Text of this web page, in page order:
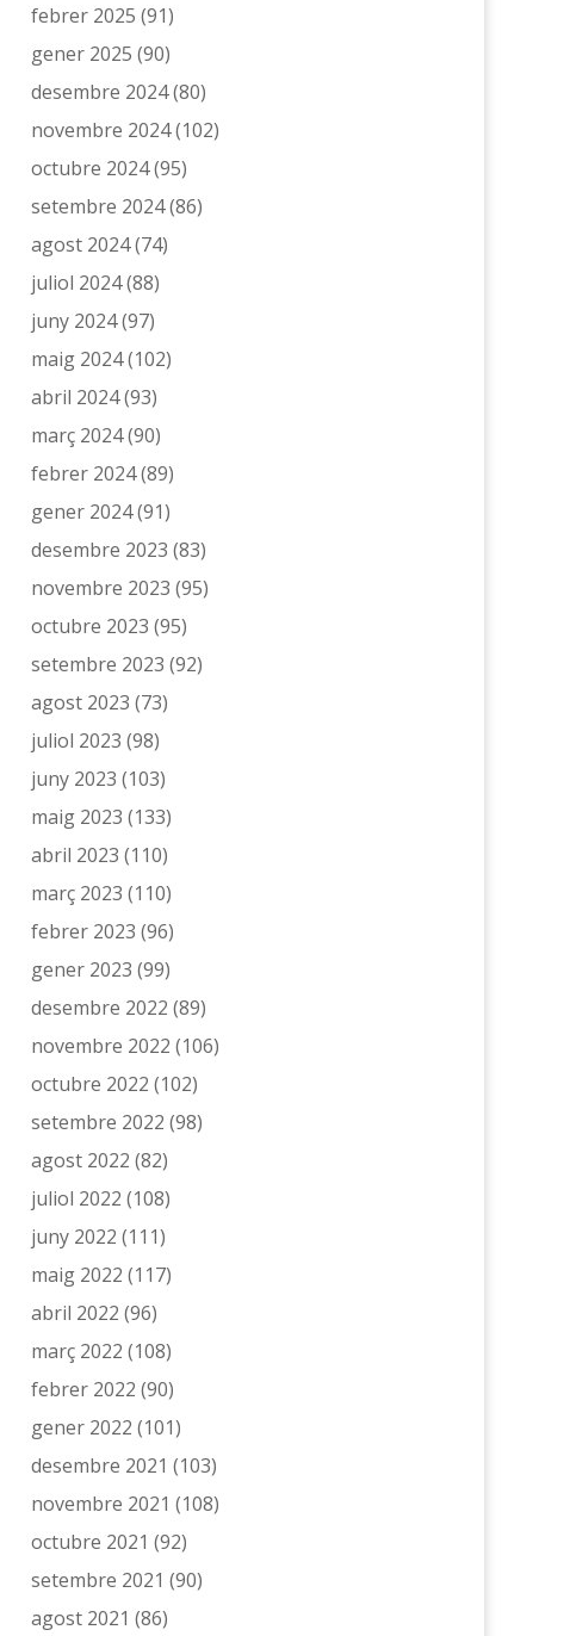
febrer 2025 (91)
gener 2025 (90)
desembre 2024(80)
novembre 2024(102)
octubre 2024(95)
setembre 2024(86)
agost 2024(74)
juliol 2024(88)
juny 2024(97)
maig 2024(102)
abril 2024(93)
març 2024(90)
febrer 2024(89)
gener 2024(91)
desembre 2023 (83)
novembre 2023 (95)
octubre 2023 (95)
setembre 2023 (92)
agost 2023 (73)
juliol 2023 (98)
juny 2023 (103)
maig 2023 (133)
abril 2023 (110)
març 2023 (110)
febrer 2023 (96)
gener 2023 (99)
desembre 2022 (89)
novembre 2022 (106)
octubre 2022 (102)
setembre 2022 (98)
agost 2022 (82)
juliol 2022 (108)
juny 2022 (111)
maig 2022 (117)
abril 2022 (96)
març 2022 (108)
febrer 2022 (90)
gener 2022 (101)
desembre 2021 (103)
novembre 2021 (108)
octubre 2021 (92)
setembre 2021 (90)
agost 2021 (86)